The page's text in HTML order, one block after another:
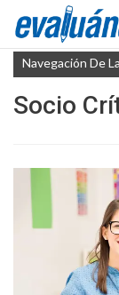
Navegación De
Socio